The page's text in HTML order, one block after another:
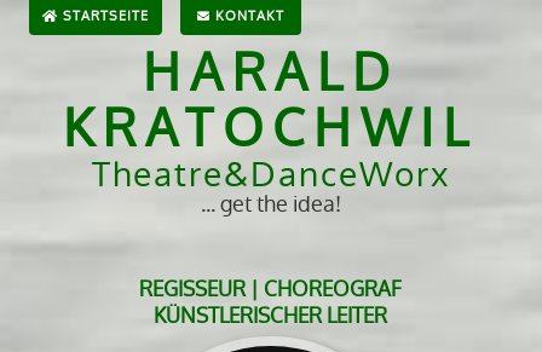
STARTSEITE KONTAKT
HARALD
KRATOCHWIL
Theatre&DanceWorx
... get the idea!
REGISSEUR | CHOREOGRAF
KÜNSTLERISCHER LEITER